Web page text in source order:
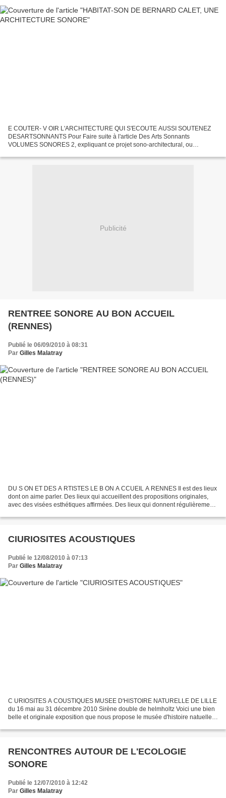
E COUTER- V OIR L'ARCHITECTURE QUI S'ECOUTE AUSSI SOUTENEZ
DESARTSONNANTS Pour Faire suite à l'article Des Arts Sonnants
VOLUMES SONORES 2, expliquant ce projet sono-architectural, ou
Publicité
RENTREE SONORE AU BON ACCUEIL
(RENNES)
Publié le 06/09/2010 à 08:31
Par Gilles Malatray
DU S ON ET DES A RTISTES LE B ON A CCUEIL A RENNES Il est des lieux
dont on aime parler. Des lieux qui accueillent des propositions originales,
avec des visées esthétiques affirmées. Des lieux qui donnent régulièrement
CIURIOSITES ACOUSTIQUES
Publié le 12/08/2010 à 07:13
Par Gilles Malatray
C URIOSITES A COUSTIQUES MUSEE D'HISTOIRE NATURELLE DE LILLE
du 16 mai au 31 décembre 2010 Sirène double de helmholtz Voici une bien
belle et originale exposition que nous propose le musée d'histoire natuelle
RENCONTRES AUTOUR DE L'ECOLOGIE
SONORE
Publié le 12/07/2010 à 12:42
Par Gilles Malatray